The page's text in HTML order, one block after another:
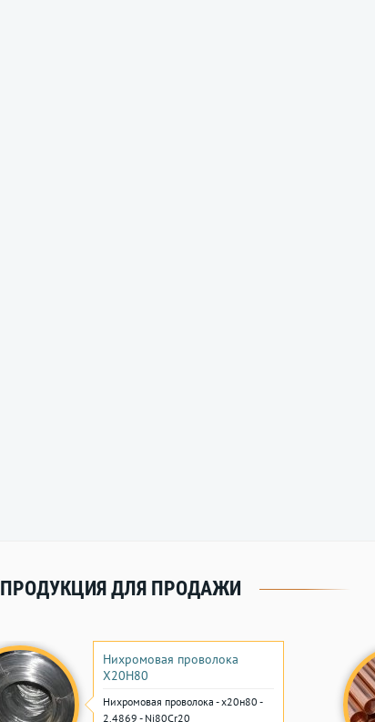
ПРОДУКЦИЯ ДЛЯ ПРОДАЖИ
Нихромовая проволока
Х20Н80
Нихромовая проволока - х20н80 -
2.4869 - Ni80Cr20